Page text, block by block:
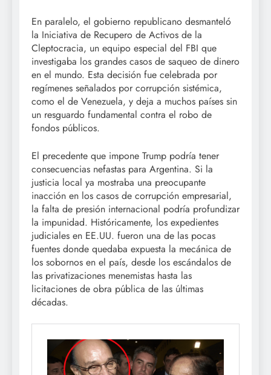
En paralelo, el gobierno republicano desmanteló
la Iniciativa de Recupero de Activos de la
Cleptocracia, un equipo especial del FBI que
investigaba los grandes casos de saqueo de dinero
en el mundo. Esta decisión fue celebrada por
regímenes señalados por corrupción sistémica,
como el de Venezuela, y deja a muchos países sin
un resguardo fundamental contra el robo de
fondos públicos.
El precedente que impone Trump podría tener
consecuencias nefastas para Argentina. Si la
justicia local ya mostraba una preocupante
inacción en los casos de corrupción empresarial,
la falta de presión internacional podría profundizar
la impunidad. Históricamente, los expedientes
judiciales en EE.UU. fueron una de las pocas
fuentes donde quedaba expuesta la mecánica de
los sobornos en el país, desde los escándalos de
las privatizaciones menemistas hasta las
licitaciones de obra pública de las últimas
décadas.